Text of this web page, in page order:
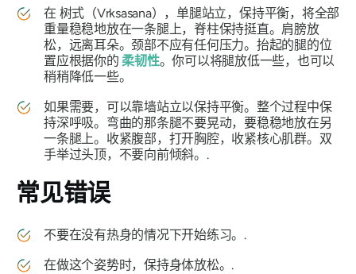
在 树式（Vrksasana） ，单腿站立，保持平衡，将全部
重量稳稳地放在一条腿上，脊柱保持挺直。肩膀放
松，远离耳朵。颈部不应有任何压力。抬起的腿的位
置应根据你的 柔韧性。你可以将腿放低一些，也可以
稍稍降低一些。
如果需要，可以靠墙站立以保持平衡。整个过程中保
持深呼吸。弯曲的那条腿不要晃动，要稳稳地放在另
一条腿上。收紧腹部，打开胸腔，收紧核心肌群。双
手举过头顶，不要向前倾斜。.
常见错误
不要在没有热身的情况下开始练习。.
在做这个姿势时，保持身体放松。.